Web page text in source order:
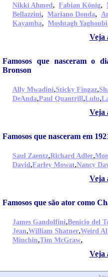
Nikki Ahmed, Fabian König,
Bellazzini, Mariano Donda,
Kayamba, Moshtagh Yaghoubi
Veja
Famosos que nasceram o
Bronson
Ally Mwadini,Sticky Fingaz,
DeAnda,Paul Quantrill,Lulu,
Veja
Famosos que nasceram em
Saul Zaentz,Richard Adler,
David,Farley Mowat,Nancy
Veja
Famosos que são ator como
James Gandolfini,Benicio del
Jean,William Shatner,Weird
Minchin,Tim McGraw,
Veja